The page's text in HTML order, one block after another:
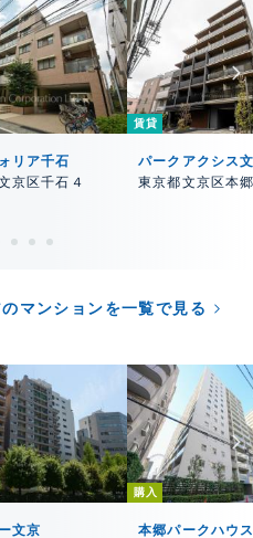
リア千石
京区千石４
賃貸
パークアクシス
東京都文京区本
マンションを一覧で見る
文京
購入
本郷パークハウ